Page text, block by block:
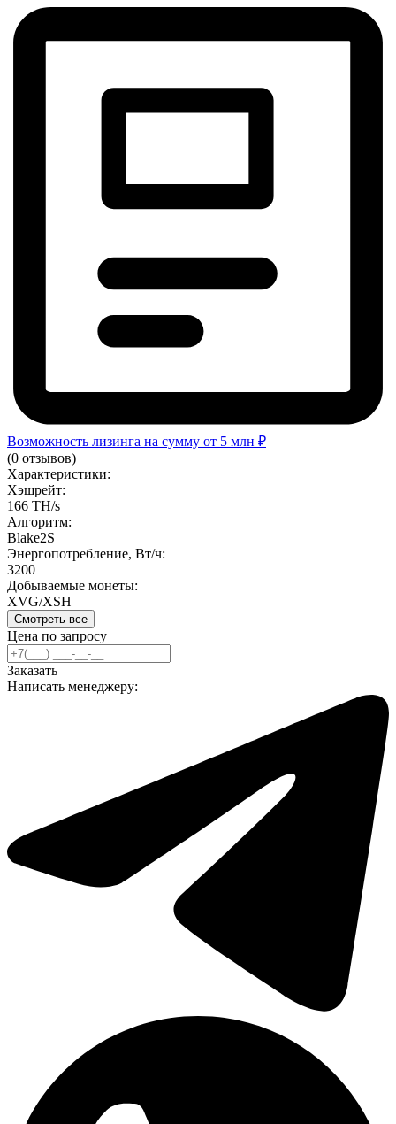
Возможность лизинга на сумму от 5 млн ₽
(0 отзывов)
Характеристики:
Хэшрейт:
166 TH/s
Алгоритм:
Blake2S
Энергопотребление, Вт/ч:
3200
Добываемые монеты:
XVG/XSH
Смотреть все
Цена по запросу
Заказать
Написать менеджеру: